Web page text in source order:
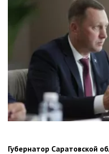
Губернатор Саратовской